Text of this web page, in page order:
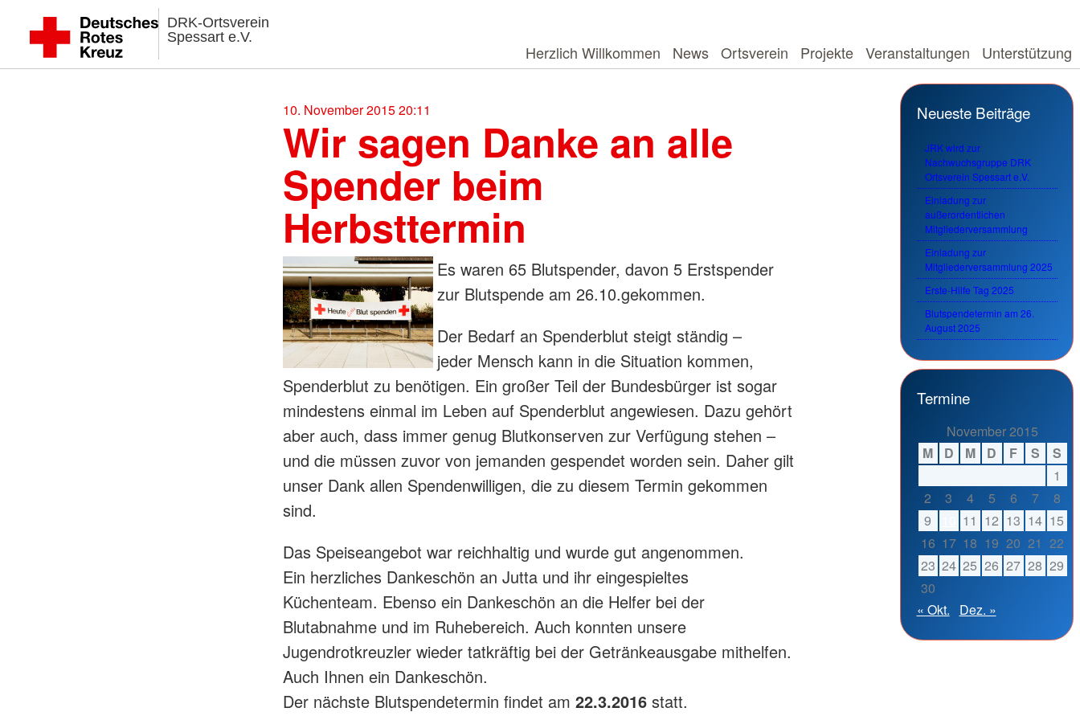
DRK-Ortsverein
Spessart e.V.
Herzlich Willkommen News Ortsverein Projekte Veranstaltungen Unterstützung
Neueste Beiträge
JRK wird zur
Nachwuchsgruppe DRK
Ortsverein Spessart e.V.
Einladung zur
außerordentlichen
Mitgliederversammlung
Einladung zur
Mitgliederversammlung 2025
Erste-Hilfe Tag 2025
Blutspendetermin am 26.
August 2025
Termine
November 2015
M
D M D F S
S
1
2
3 4 5 6 7
8
9
11 12 13 14 15
16 17 18 19 20 21 22
23 24 25 26 27 28 29
30
« Okt.
Dez. »
10. November 2015 20:11
Wir sagen Danke an alle
Spender beim
Herbsttermin
Es waren 65 Blutspender, davon 5 Erstspender
zur Blutspende am 26.10.gekommen.
Der Bedarf an Spenderblut steigt ständig –
jeder Mensch kann in die Situation kommen,
Spenderblut zu benötigen. Ein großer Teil der Bundesbürger ist sogar
mindestens einmal im Leben auf Spenderblut angewiesen. Dazu gehört
aber auch, dass immer genug Blutkonserven zur Verfügung stehen –
und die müssen zuvor von jemanden gespendet worden sein. Daher gilt
unser Dank allen Spendenwilligen, die zu diesem Termin gekommen
sind.
Das Speiseangebot war reichhaltig und wurde gut angenommen.
Ein herzliches Dankeschön an Jutta und ihr eingespieltes
Küchenteam. Ebenso ein Dankeschön an die Helfer bei der
Blutabnahme und im Ruhebereich. Auch konnten unsere
Jugendrotkreuzler wieder tatkräftig bei der Getränkeausgabe mithelfen.
Auch Ihnen ein Dankeschön.
Der nächste Blutspendetermin findet am 22.3.2016 statt.